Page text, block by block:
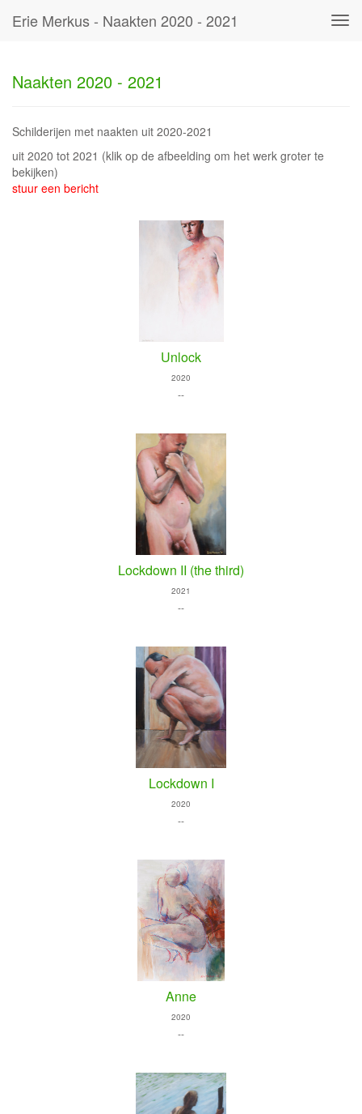
Erie Merkus - Naakten 2020 - 2021
Naakten 2020 - 2021
Schilderijen met naakten uit 2020-2021
uit 2020 tot 2021 (klik op de afbeelding om het werk groter te
bekijken)
stuur een bericht
Unlock
2020
--
Lockdown II (the third)
2021
--
Lockdown I
2020
--
Anne
2020
--